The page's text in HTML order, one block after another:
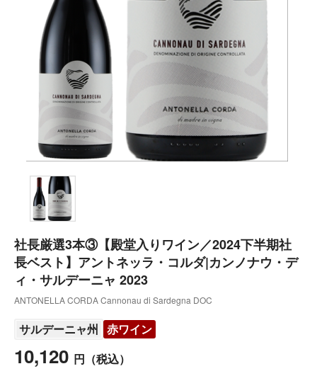
社長厳選3本③【殿堂入りワイン／2024下半期社
長ベスト】アントネッラ・コルダ|カンノナウ・デ
ィ・サルデーニャ 2023
ANTONELLA CORDA Cannonau di Sardegna DOC
サルデーニャ州 赤ワイン
10,120 円 （税込）